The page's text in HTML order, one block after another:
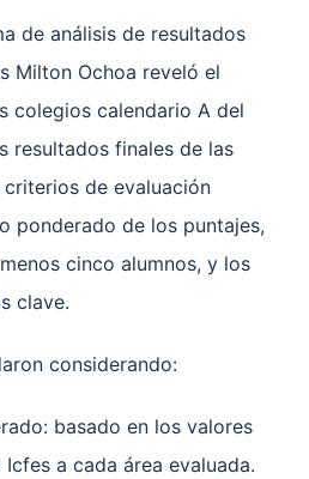
de análisis de resultados
Milton Ochoa reveló el
colegios calendario A del
resultados finales de las
criterios de evaluación
ponderado de los puntajes,
cinco alumnos, y los
clave.
considerando:
basado en los valores
a cada área evaluada.